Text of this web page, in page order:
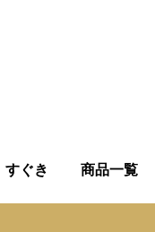
すぐき 商品一覧